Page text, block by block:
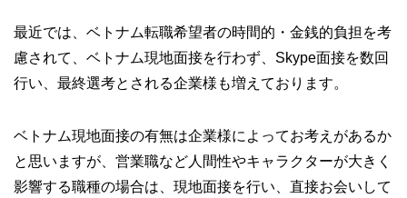
最近では、ベトナム転職希望者の時間的・金銭的負担を考
慮されて、ベトナム現地面接を行わず、Skype面接を数回
行い、最終選考とされる企業様も増えております。
ベトナム現地面接の有無は企業様によってお考えがあるか
と思いますが、営業職など人間性やキャラクターが大きく
影響する職種の場合は、現地面接を行い、直接お会いして